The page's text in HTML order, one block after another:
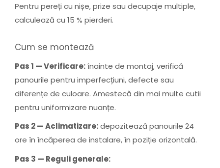
Pentru pereți cu nișe, prize sau decupaje multiple,
calculează cu 15 % pierderi.
Cum se montează
Pas 1 — Verificare:înainte de montaj, verifică
panourile pentru imperfecțiuni, defecte sau
diferențe de culoare. Amestecă din mai multe cutii
pentru uniformizare nuanțe.
Pas 2 — Aclimatizare:depozitează panourile 24
ore în încăperea de instalare, în poziție orizontală.
Pas 3 — Reguli generale: